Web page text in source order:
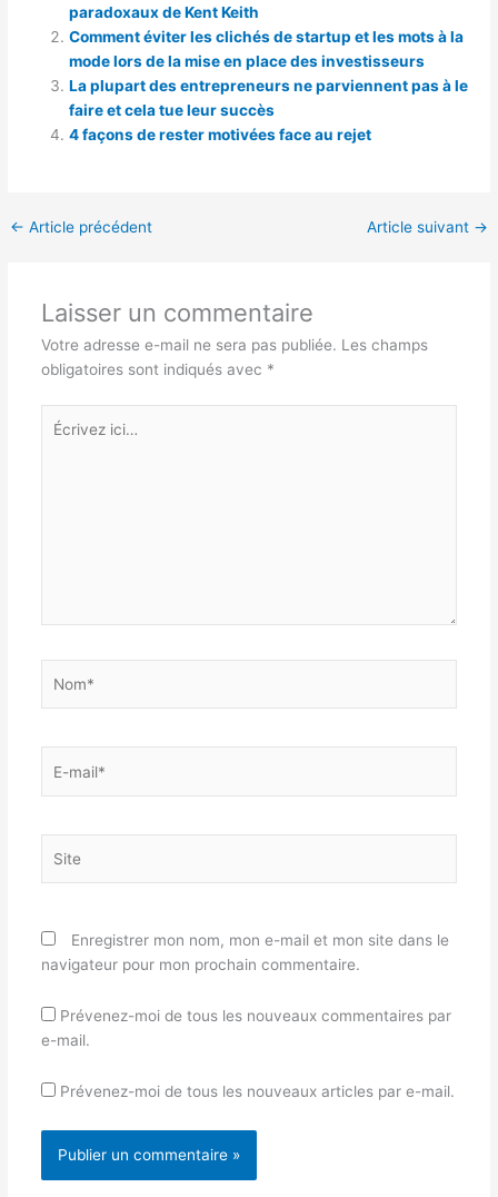
paradoxaux de Kent Keith
Comment éviter les clichés de startup et les mots à la
mode lors de la mise en place des investisseurs
La plupart des entrepreneurs ne parviennent pas à le
faire et cela tue leur succès
4 façons de rester motivées face au rejet
← Article précédent Article suivant →
Laisser un commentaire
Votre adresse e-mail ne sera pas publiée. Les champs
obligatoires sont indiqués avec *
Écrivez
ici…
mail*
Enregistrer mon nom, mon e-mail et mon site dans le
navigateur pour mon prochain commentaire.
Prévenez-moi de tous les nouveaux commentaires par
e-mail.
Prévenez-moi de tous les nouveaux articles par e-mail.